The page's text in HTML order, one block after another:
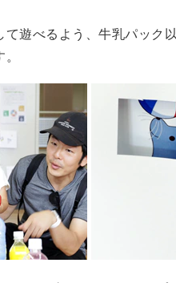
遊べるよう、牛乳パック